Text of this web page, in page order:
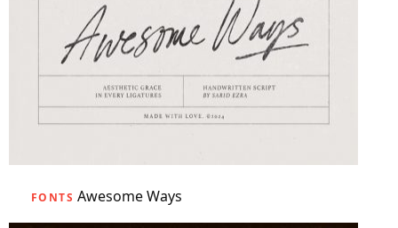
FONTS Awesome Ways